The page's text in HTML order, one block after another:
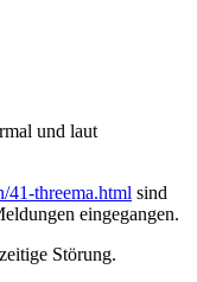
und laut
41-threema.html sind
eingegangen.
Störung.